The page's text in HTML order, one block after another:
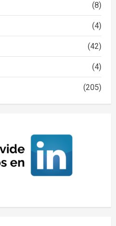
(8)
(4)
(42)
(4)
(205)